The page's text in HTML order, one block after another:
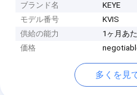
ブランド名
KEYE
モデル番号
KVIS
供給の能力
1ヶ月あ
価格
多くを見